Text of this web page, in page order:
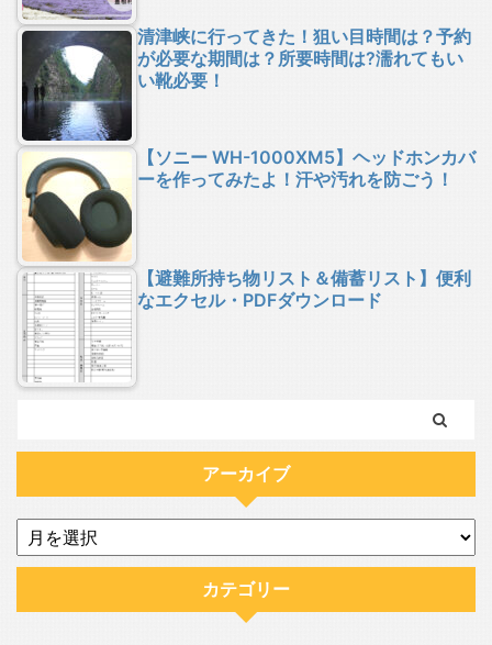
清津峡に行ってきた！狙い目時間は？予約
が必要な期間は？所要時間は?濡れてもい
い靴必要！
【ソニー WH-1000XM5】ヘッドホンカバ
ーを作ってみたよ！汗や汚れを防ごう！
【避難所持ち物リスト＆備蓄リスト】便利
なエクセル・PDFダウンロード
アーカイブ
カテゴリー